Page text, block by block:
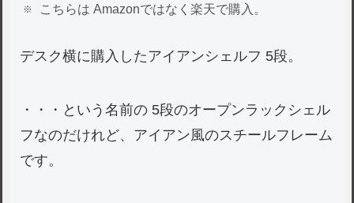
こちらは Amazonではなく楽天で購入。
デスク横に購入したアイアンシェルフ 5段。
・・・という名前の 5段のオープンラックシェル
フなのだけれど、アイアン風のスチールフレーム
です。